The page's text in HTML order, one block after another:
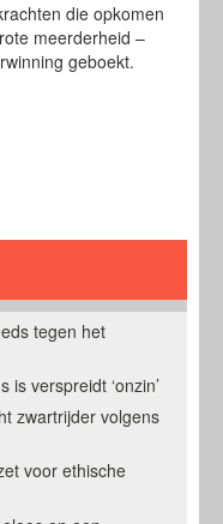
die opkomen
meerderheid –
geboekt.
tegen het
is verspreidt ‘onzin’
zwartrijder volgens
voor ethische